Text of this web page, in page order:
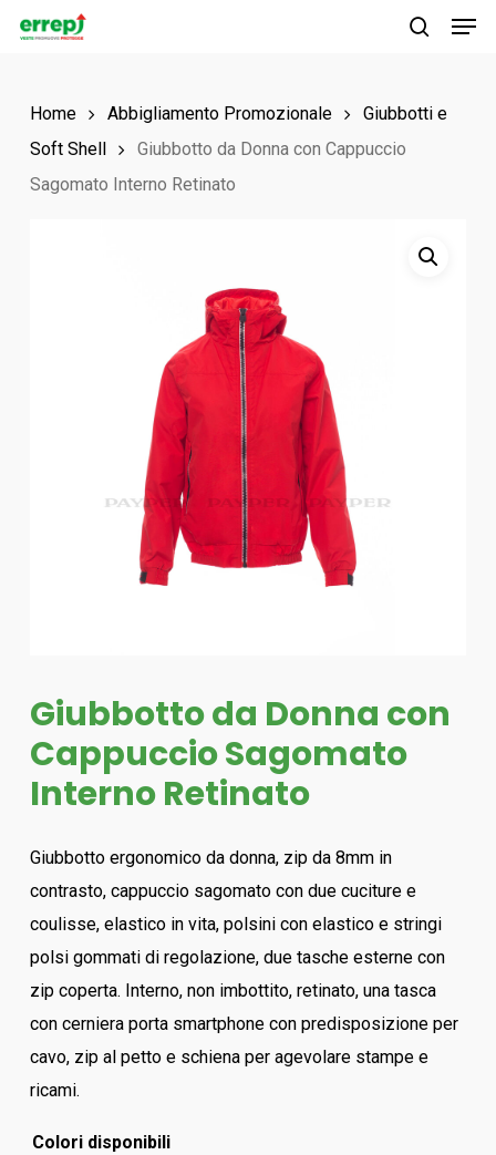
Skip
contentHome Abbigliamento Promozionale
Giubbotti e
Soft Shell
Giubbotto da Donna con Cappuccio
Sagomato Interno Retinato
Giubbotto da Donna con
Cappuccio Sagomato
Interno Retinato
Giubbotto ergonomico da donna, zip da 8mm in
contrasto, cappuccio sagomato con due cuciture e
coulisse, elastico in vita, polsini con elastico e stringi
polsi gommati di regolazione, due tasche esterne con
zip coperta. Interno, non imbottito, retinato, una tasca
con cerniera porta smartphone con predisposizione per
cavo, zip al petto e schiena per agevolare stampe e
ricami.
Colori disponibili